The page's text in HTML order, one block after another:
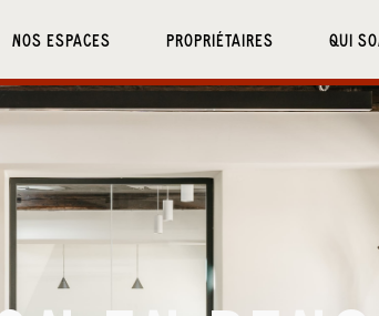
NOS ESPACES PROPRIÉTAIRES QUI